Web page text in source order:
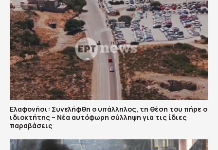
Ελαφονήσι: Συνελήφθη ο υπάλληλος, τη θέση του πήρε ο
ιδιοκτήτης – Νέα αυτόφωρη σύλληψη για τις ίδιες
παραβάσεις